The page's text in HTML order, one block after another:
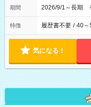
期間 2026/9/1～長期
特徴 履歴書不要 / 40～
気になる！